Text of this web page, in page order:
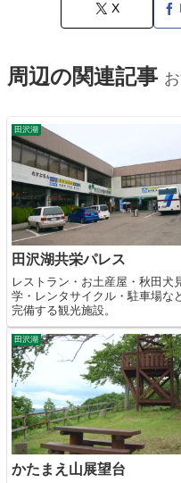
X
周辺の関連記事
田沢湖
田沢湖共栄パレス
レストラン・お土産屋・秋田犬
学・レンタサイクル・駐車場な
完備する観光施設。
田沢湖
かたまえ山展望台